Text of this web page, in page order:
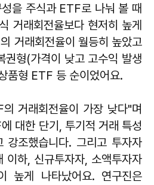
을 주식과 ETF로 나눠 볼 때
거래회전율보다 현저히 높게
거래회전율이 월등히 높았고
권형(가격이 낮고 고수익 발생
품형 ETF 등 순이었어요.
거래회전율이 가장 낮다"며
대한 단기, 투기적 거래 특성
강조했습니다. 그리고 투자자
이하, 신규투자자, 소액투자자
높게 나타났어요. 연구진은